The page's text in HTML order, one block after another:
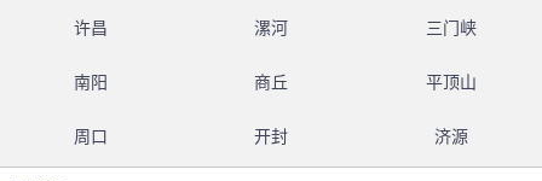
许昌 漯河 三门峡
南阳 商丘 平顶山
周口 开封 济源